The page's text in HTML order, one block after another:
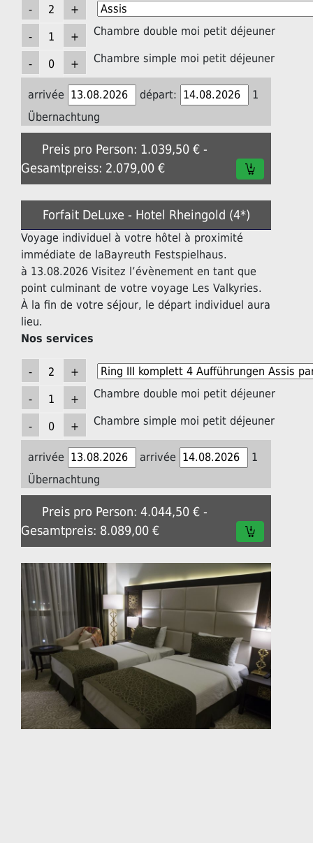
Chambre double moi petit déjeuner
Chambre simple moi petit déjeuner
arrivée départ:
1
Übernachtung
Preis pro Person: 1.039,50 € -
Gesamtpreiss: 2.079,00 €
Forfait DeLuxe - Hotel Rheingold (4*)
Voyage individuel à votre hôtel à proximité
immédiate de laBayreuth Festspielhaus.
à 13.08.2026 Visitez l’évènement en tant que
point culminant de votre voyage Les Valkyries.
À la fin de votre séjour, le départ individuel aura
lieu.
Nos services
Chambre double moi petit déjeuner
Chambre simple moi petit déjeuner
arrivée arrivée
1
Übernachtung
Preis pro Person: 4.044,50 € -
Gesamtpreis: 8.089,00 €